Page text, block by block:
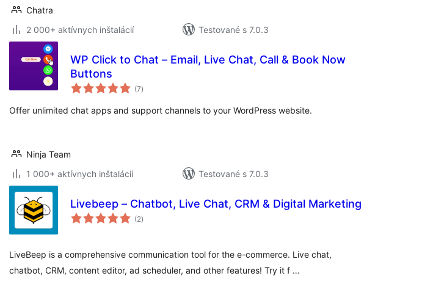
Chatra
2 000+ aktívnych inštalácií
Testované s 7.0.3
WP Click to Chat – Email, Live Chat, Call & Book Now
Buttons
(7celkové
hodnotenie
)
Offer unlimited chat apps and support channels to your WordPress website.
Ninja Team
1 000+ aktívnych inštalácií
Testované s 7.0.3
Livebeep – Chatbot, Live Chat, CRM & Digital Marketing
(2celkové
hodnotenie
)
LiveBeep is a comprehensive communication tool for the e-commerce. Live chat,
chatbot, CRM, content editor, ad scheduler, and other features! Try it f …